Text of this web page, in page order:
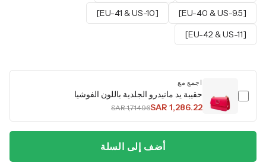
[EU-40 & US-9.5]
[EU-41 & US-10]
[EU-42 & US-11]
اجمع مع
حقيبة يد مانيدرو الجلدية باللون الفوشيا
SAR 1,286.22
SAR 1,714.96
أضف إلى السلة